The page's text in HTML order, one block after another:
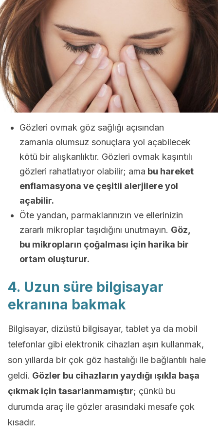
Gözleri ovmak göz sağlığı açısından
zamanla olumsuz sonuçlara yol açabilecek
kötü bir alışkanlıktır. Gözleri ovmak kaşıntılı
gözleri rahatlatıyor olabilir; ama bu hareket
enflamasyona ve çeşitli alerjilere yol
açabilir.
Öte yandan, parmaklarınızın ve ellerinizin
zararlı mikroplar taşıdığını unutmayın. Göz,
bu mikropların çoğalması için harika bir
ortam oluşturur.
4. Uzun süre bilgisayar
ekranına bakmak
Bilgisayar, dizüstü bilgisayar, tablet ya da mobil
telefonlar gibi elektronik cihazları aşırı kullanmak,
son yıllarda bir çok göz hastalığı ile bağlantılı hale
geldi. Gözler bu cihazların yaydığı ışıkla başa
çıkmak için tasarlanmamıştır; çünkü bu
durumda araç ile gözler arasındaki mesafe çok
kısadır.